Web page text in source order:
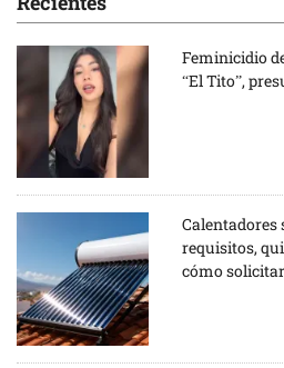
Feminicidio
“El Tito”,
Calentadores
requisitos,
cómo